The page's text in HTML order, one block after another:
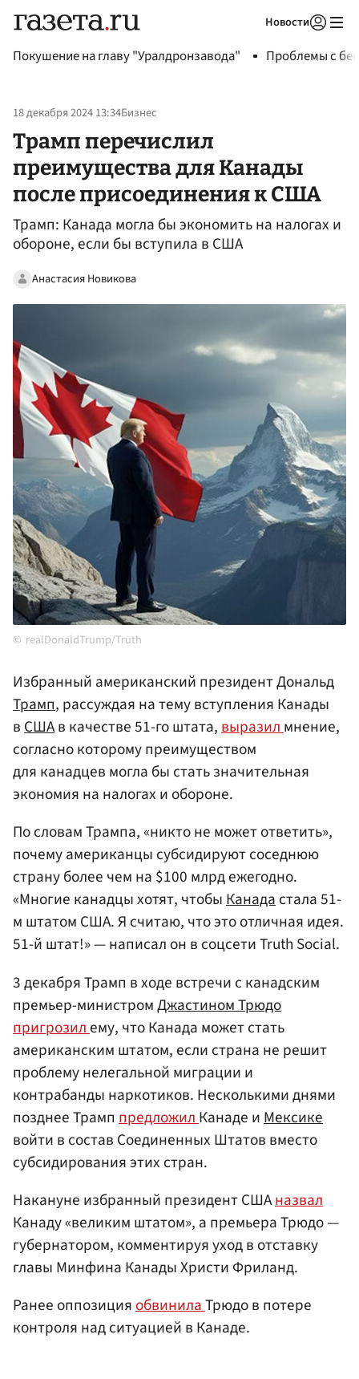
Новости
Покушение на главу "Уралдронзавода" Проблемы с
18 декабря 2024 13:34Бизнес
Трамп перечислил
преимущества для Канады
после присоединения к США
Трамп: Канада могла бы экономить на налогах и
обороне, если бы вступила в США
Анастасия Новикова
realDonaldTrump/Truth
Избранный американский президент Дональд
Трамп, рассуждая на тему вступления Канады
вСШАв качестве 51-го штата,выразилмнение,
согласно которому преимуществом
для канадцев могла бы стать значительная
экономия на налогах и обороне.
По словам Трампа, «никто не может ответить»,
почему американцы субсидируют соседнюю
страну более чем на $100 млрд ежегодно.
«Многие канадцы хотят, чтобыКанадастала 51-
м штатом США. Я считаю, что это отличная идея.
51-й штат!» — написал он в соцсети Truth Social.
3 декабря Трамп в ходе встречи с канадским
премьер-министромДжастином Трюдо
пригрозилему, что Канада может стать
американским штатом, если страна не решит
проблему нелегальной миграции и
контрабанды наркотиков. Несколькими днями
позднее Трамп предложил Канаде и Мексике
войти в состав Соединенных Штатов вместо
субсидирования этих стран.
Накануне избранный президент СШАназвал
Канаду «великим штатом», а премьера Трюдо —
губернатором, комментируя уход в отставку
главы Минфина Канады Христи Фриланд.
Ранее оппозицияобвинилаТрюдо в потере
контроля над ситуацией в Канаде.